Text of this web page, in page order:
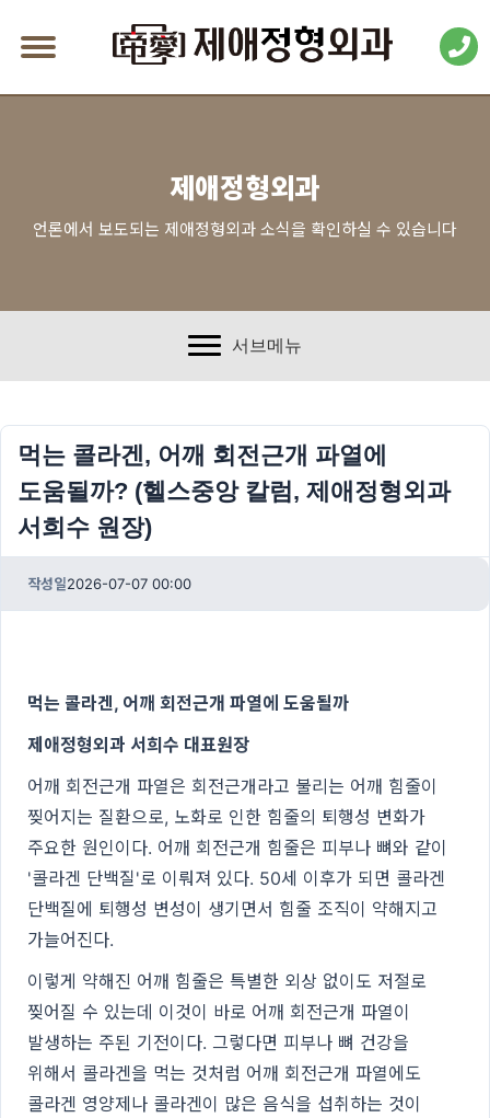
제애정형외과
언론에서 보도되는 제애정형외과 소식을 확인하실 수 있습니다
서브메뉴
먹는 콜라겐, 어깨 회전근개 파열에
도움될까? (헬스중앙 칼럼, 제애정형외과
서희수 원장)
작성일2026-07-07 00:00
먹는 콜라겐, 어깨 회전근개 파열에 도움될까
제애정형외과 서희수 대표원장
어깨 회전근개 파열은 회전근개라고 불리는 어깨 힘줄이
찢어지는 질환으로, 노화로 인한 힘줄의 퇴행성 변화가
주요한 원인이다. 어깨 회전근개 힘줄은 피부나 뼈와 같이
'콜라겐 단백질'로 이뤄져 있다. 50세 이후가 되면 콜라겐
단백질에 퇴행성 변성이 생기면서 힘줄 조직이 약해지고
가늘어진다.
이렇게 약해진 어깨 힘줄은 특별한 외상 없이도 저절로
찢어질 수 있는데 이것이 바로 어깨 회전근개 파열이
발생하는 주된 기전이다. 그렇다면 피부나 뼈 건강을
위해서 콜라겐을 먹는 것처럼 어깨 회전근개 파열에도
콜라겐 영양제나 콜라겐이 많은 음식을 섭취하는 것이